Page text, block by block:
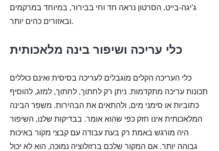
ג'יגה-בייט. הסרטון נראה חד וחי בבירור, במיוחד במרקמים
ובאזורים כהים יותר.
כלי עריכה ושיפור בינה מלאכותית
כלי העריכה הקלים מוגבלים לעריכה בסיסית ואינם כוללים
תכונות עריכה מתקדמות. ניתן רק לחתוך, לחתוך, למזג, להוסיף
כתוביות או סימני מים, ולהתאים את הבהירות. משפר הבינה
המלאכותית אינו חזק כפי שהוא אומר. בבדיקות שלנו, השיפור
היה מורגש באמת רק בעת עבודה עם קבצי מקור באיכות
גבוהה יותר. אם המקור שלכם ברזולוציה נמוכה, הוא לא יכול